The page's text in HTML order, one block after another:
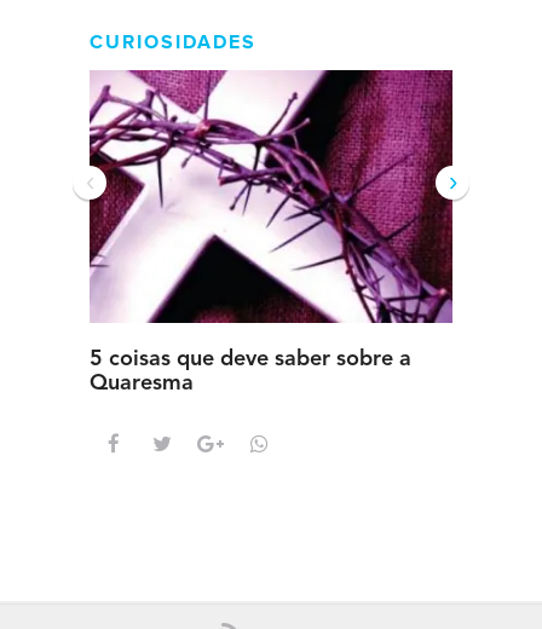
CURIOSIDADES
5 coisas que deve saber sobre a
Quaresma
‹ ›